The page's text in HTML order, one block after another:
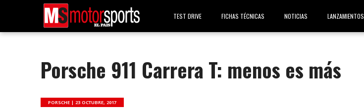
TEST DRIVE FICHAS TÉCNICAS NOTICIAS LANZAMIENTOS
Porsche 911 Carrera T: menos es más
PORSCHE |23 OCTUBRE, 2017